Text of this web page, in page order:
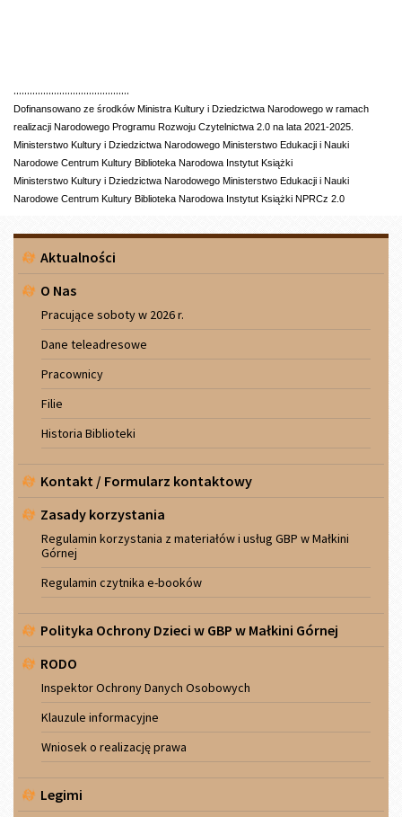
...........................................
Dofinansowano ze środków Ministra Kultury i Dziedzictwa Narodowego w ramach
realizacji Narodowego Programu Rozwoju Czytelnictwa 2.0 na lata 2021-2025.
Ministerstwo Kultury i Dziedzictwa Narodowego Ministerstwo Edukacji i Nauki
Narodowe Centrum Kultury Biblioteka Narodowa Instytut Książki
Ministerstwo Kultury i Dziedzictwa Narodowego Ministerstwo Edukacji i Nauki
Narodowe Centrum Kultury Biblioteka Narodowa Instytut Książki NPRCz 2.0
Menu
boczne
Aktualności
O Nas
Pracujące soboty w 2026 r.
Dane teleadresowe
Pracownicy
Filie
Historia Biblioteki
Kontakt / Formularz kontaktowy
Zasady korzystania
Regulamin korzystania z materiałów i usług GBP w Małkini
Górnej
Regulamin czytnika e-booków
Polityka Ochrony Dzieci w GBP w Małkini Górnej
RODO
Inspektor Ochrony Danych Osobowych
Klauzule informacyjne
Wniosek o realizację prawa
Legimi